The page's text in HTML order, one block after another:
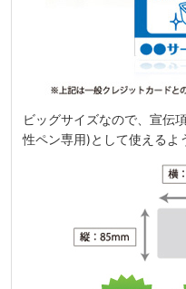
ビッグサイズなので、宣伝
性ペン専用)として使えるよ